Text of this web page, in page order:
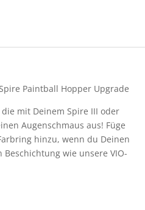
Paintball Hopper Upgrade
mit Deinem Spire III oder
Augenschmaus aus! Füge
hinzu, wenn du Deinen
wie unsere VIO-